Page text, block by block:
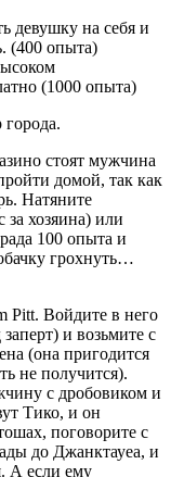
девушку на себя и
(400 опыта)
(1000 опыта)
стоят мужчина
домой, так как
Натяните
хозяина) или
100 опыта и
грохнуть…
Pitt. Войдите в него
и возьмите с
(она пригодится
не получится).
с дробовиком и
Тико, и он
поговорите с
до Джанктауеа, и
А если ему